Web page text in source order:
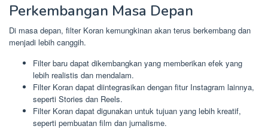
Perkembangan Masa Depan
Di masa depan, filter Koran kemungkinan akan terus berkembang dan
menjadi lebih canggih.
Filter baru dapat dikembangkan yang memberikan efek yang
lebih realistis dan mendalam.
Filter Koran dapat diintegrasikan dengan fitur Instagram lainnya,
seperti Stories dan Reels.
Filter Koran dapat digunakan untuk tujuan yang lebih kreatif,
seperti pembuatan film dan jurnalisme.